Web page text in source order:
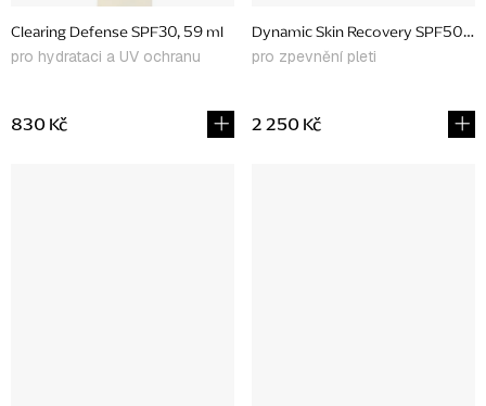
Clearing Defense SPF30, 59 ml
pro hydrataci a UV ochranu
830 Kč
Dynamic Skin Recovery SPF50,
pro zpevnění pleti
2 250 Kč